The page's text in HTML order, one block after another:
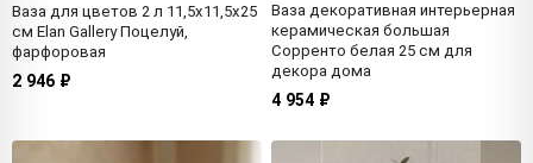
Ваза для цветов 2 л 11,5х11,5х25
см Elan Gallery Поцелуй,
фарфоровая
2 946 ₽
Ваза декоративная интерьерная
керамическая большая
Сорренто белая 25 см для
декора дома
4 954 ₽